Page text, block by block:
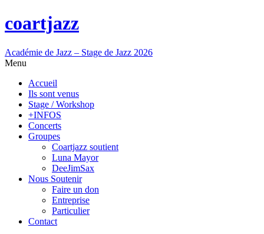
coartjazz
Académie de Jazz – Stage de Jazz 2026
Menu
Accueil
Ils sont venus
Stage / Workshop
+INFOS
Concerts
Groupes
Coartjazz soutient
Luna Mayor
DeeJimSax
Nous Soutenir
Faire un don
Entreprise
Particulier
Contact